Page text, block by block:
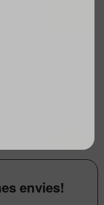
envies!